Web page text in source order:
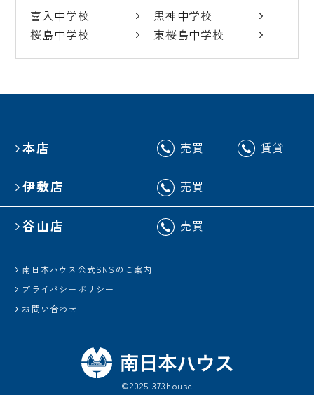
喜入中学校
黒神中学校
桜島中学校
東桜島中学校
本店 売買 賃貸
伊敷店 売買
谷山店 売買
南日本ハウス公式SNSのご案内
プライバシーポリシー
お問い合わせ
©2025 373house